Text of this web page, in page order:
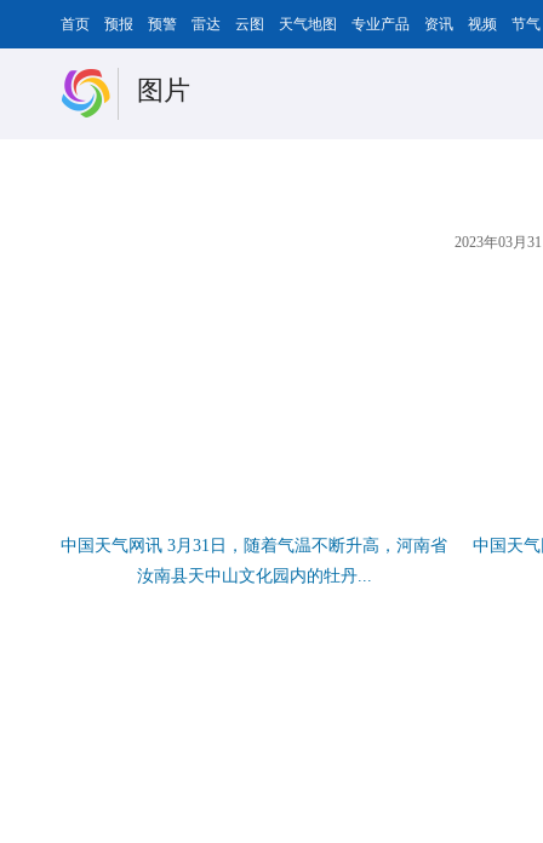
首页 预报 预警 雷达 云图 天气地图 专业产品 资讯 视频 节气
图片
2023年03月
中国天气网讯 3月31日，随着气温不断升高，河南省
汝南县天中山文化园内的牡丹...
中国天